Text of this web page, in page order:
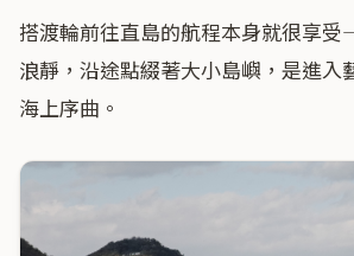
搭渡輪前往直島的航程本身就很享
浪靜，沿途點綴著大小島嶼，是進入
海上序曲。